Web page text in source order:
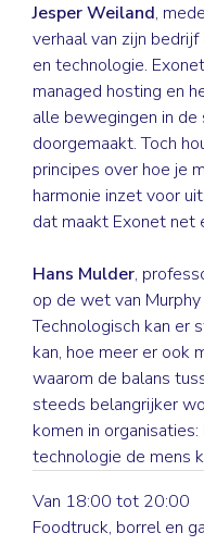
Jesper Weiland,
verhaal van zijn
en technologie.
managed hosting en
alle bewegingen in
doorgemaakt. Toch
principes over hoe je
harmonie inzet voor
dat maakt Exonet net
Hans Mulder,
op de wet van
Technologisch kan er
kan, hoe meer er ook
waarom de balans
steeds belangrijker
komen in
technologie de mens
Van 18:00 tot 20:00
Foodtruck, borrel en